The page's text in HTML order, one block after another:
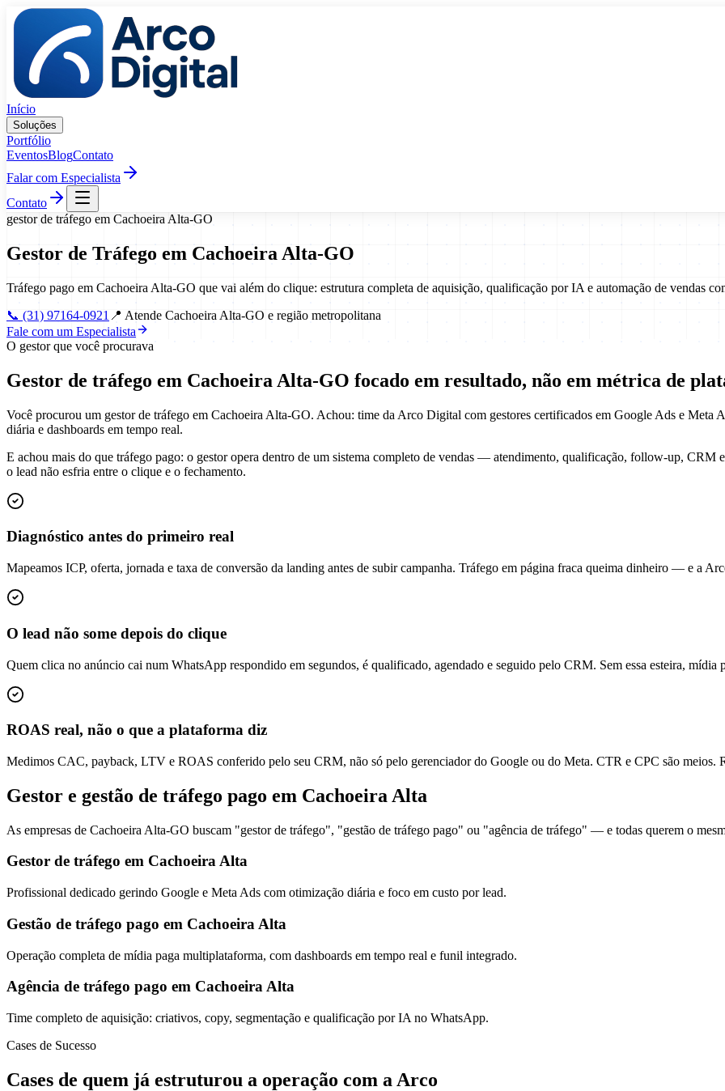
Pular para o conteúdo
Início
Soluções
Portfólio
EventosBlogContato
Falar com Especialista
Contato
gestor de tráfego em Cachoeira Alta-GO
Gestor de Tráfego em Cachoeira Alta-GO
Tráfego pago em Cachoeira Alta-GO que vai além do clique: estrutura completa de aquisição, qualificação por IA e automação de vendas
📞 (31) 97164-0921 📍 Atende Cachoeira Alta-GO e região metropolitana
Fale com um Especialista
O gestor que você procurava
Gestor de tráfego em Cachoeira Alta-GO focado em resultado, não em métrica de
Você procurou um gestor de tráfego em Cachoeira Alta-GO. Achou: time da Arco Digital com gestores certificados em Google Ads e Meta
diária e dashboards em tempo real.
E achou mais do que tráfego pago: o gestor opera dentro de um sistema completo de vendas — atendimento, qualificação, follow-up,
o lead não esfria entre o clique e o fechamento.
Diagnóstico antes do primeiro real
Mapeamos ICP, oferta, jornada e taxa de conversão da landing antes de subir campanha. Tráfego em página fraca queima dinheiro — e a
O lead não some depois do clique
Quem clica no anúncio cai num WhatsApp respondido em segundos, é qualificado, agendado e seguido pelo CRM. Sem essa esteira, mídia
ROAS real, não o que a plataforma diz
Medimos CAC, payback, LTV e ROAS conferido pelo seu CRM, não só pelo gerenciador do Google ou do Meta. CTR e CPC são meios.
Gestor e gestão de tráfego pago em Cachoeira Alta
As empresas de Cachoeira Alta-GO buscam "gestor de tráfego", "gestão de tráfego pago" ou "agência de tráfego" — e todas querem o
Gestor de tráfego em Cachoeira Alta
Profissional dedicado gerindo Google e Meta Ads com otimização diária e foco em custo por lead.
Gestão de tráfego pago em Cachoeira Alta
Operação completa de mídia paga multiplataforma, com dashboards em tempo real e funil integrado.
Agência de tráfego pago em Cachoeira Alta
Time completo de aquisição: criativos, copy, segmentação e qualificação por IA no WhatsApp.
Cases de Sucesso
Cases de quem já estruturou a operação com a Arco